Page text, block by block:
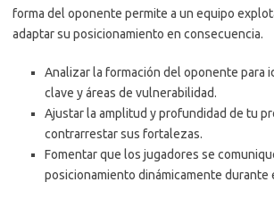
forma del oponente permite a un equipo
adaptar su posicionamiento en consecuencia.
Analizar la formación del oponente para
clave y áreas de vulnerabilidad.
Ajustar la amplitud y profundidad de tu
contrarrestar sus fortalezas.
Fomentar que los jugadores se
posicionamiento dinámicamente durante